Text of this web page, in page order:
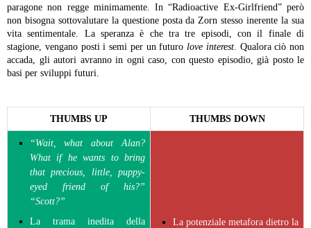
paragone non regge minimamente. In “Radioactive Ex-Girlfriend” però
non bisogna sottovalutare la questione posta da Zorn stesso inerente la sua
vita sentimentale. La speranza è che tra tre episodi, con il finale di
stagione, vengano posti i semi per un futuro love interest. Qualora ciò non
accada, gli autori avranno in ogni caso, con questo episodio, già posto le
basi per sviluppi futuri.
THUMBS UP THUMBS DOWN
“Wait, what about Alan?
What if he wants to bring
that precious, little, puppy-
eyed friend of his?”
“Scott?”
La trama inedita della
La potenziale metafora dietro la